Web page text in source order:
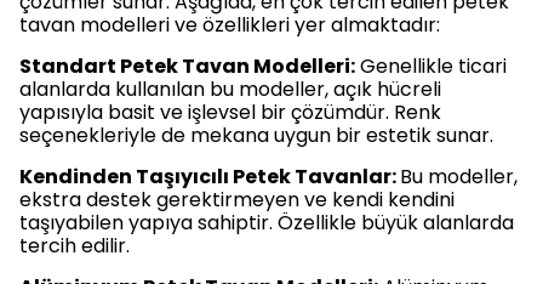
tavan modelleri ve özellikleri yer almaktadır:
Standart Petek Tavan Modelleri:Genellikle ticari
alanlarda kullanılan bu modeller, açık hücreli
yapısıyla basit ve işlevsel bir çözümdür. Renk
seçenekleriyle de mekana uygun bir estetik sunar.
Kendinden Taşıyıcılı Petek Tavanlar:Bu modeller,
ekstra destek gerektirmeyen ve kendi kendini
taşıyabilen yapıya sahiptir. Özellikle büyük alanlarda
tercih edilir.